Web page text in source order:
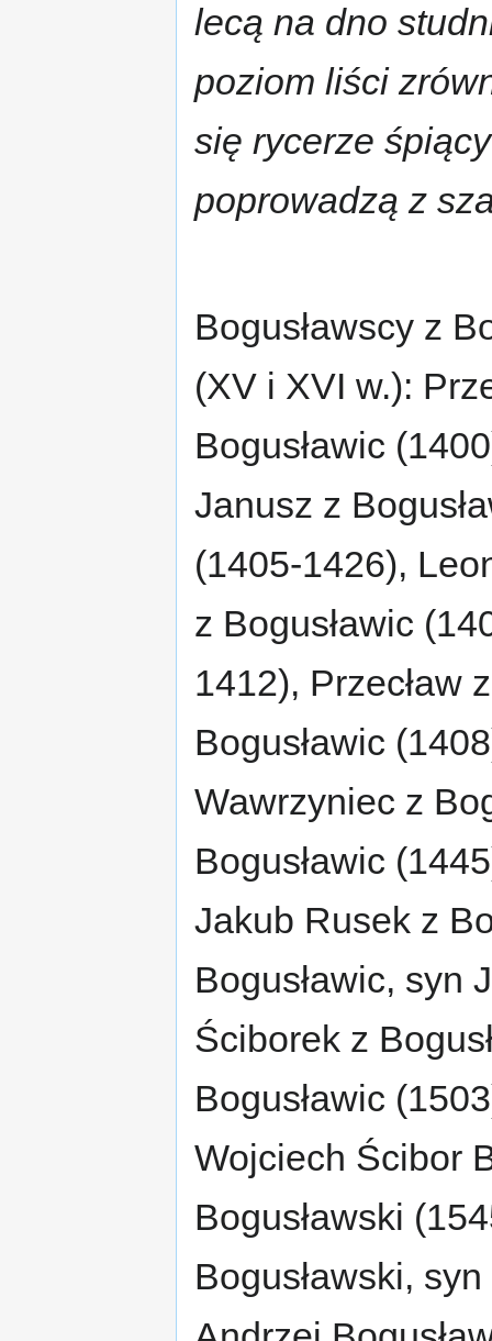
lecą na dno
poziom liści
się rycerze
poprowadzą z
Bogusławscy z
(XV i XVI w.):
Bogusławic
Janusz z
(1405-1426),
z Bogusławic
1412), Przecław
Bogusławic
Wawrzyniec z
Bogusławic
Jakub Rusek z
Bogusławic, syn
Ściborek z
Bogusławic
Wojciech Ścibor
Bogusławski
Bogusławski,